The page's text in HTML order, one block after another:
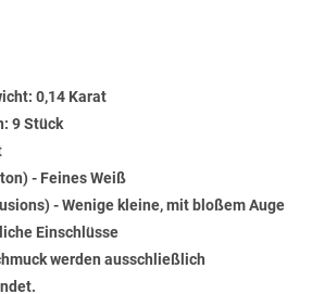
0,14 Karat
9 Stück
- Feines Weiß
- Wenige kleine, mit bloßem Auge
Einschlüsse
werden ausschließlich